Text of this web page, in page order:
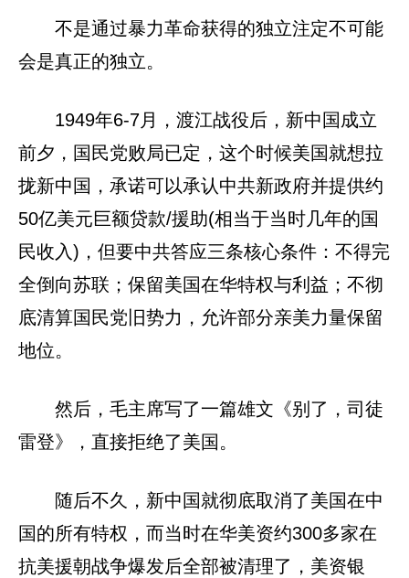
不是通过暴力革命获得的独立注定不可能
会是真正的独立。
1949年6-7月，渡江战役后，新中国成立
前夕，国民党败局已定，这个时候美国就想拉
拢新中国，承诺可以承认中共新政府并提供约
50亿美元巨额贷款/援助(相当于当时几年的国
民收入)，但要中共答应三条核心条件：不得完
全倒向苏联；保留美国在华特权与利益；不彻
底清算国民党旧势力，允许部分亲美力量保留
地位。
然后，毛主席写了一篇雄文《别了，司徒
雷登》，直接拒绝了美国。
随后不久，新中国就彻底取消了美国在中
国的所有特权，而当时在华美资约300多家在
抗美援朝战争爆发后全部被清理了，美资银